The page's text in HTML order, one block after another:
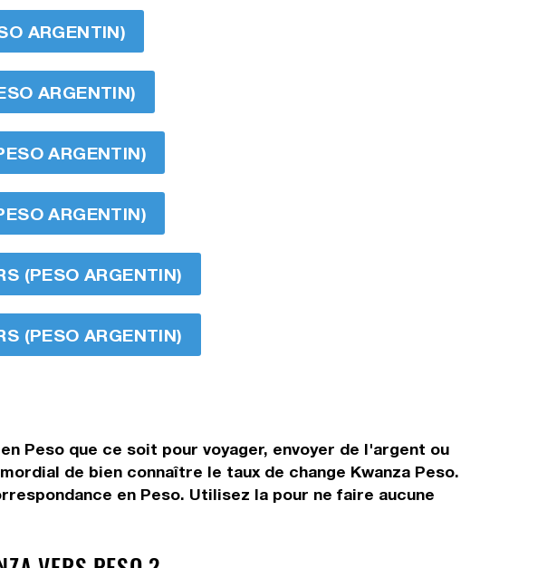
ARGENTIN)
ARGENTIN)
ARGENTIN)
ARGENTIN)
(PESO ARGENTIN)
(PESO ARGENTIN)
Peso que ce soit pour voyager, envoyer de l'argent ou
de bien connaître le taux de change Kwanza Peso.
en Peso. Utilisez la pour ne faire aucune